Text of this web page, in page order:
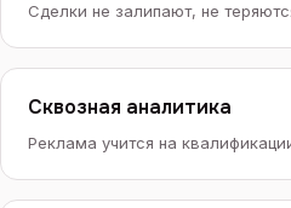
Сделки не залипают, не
Сквозная аналитика
Реклама учится на